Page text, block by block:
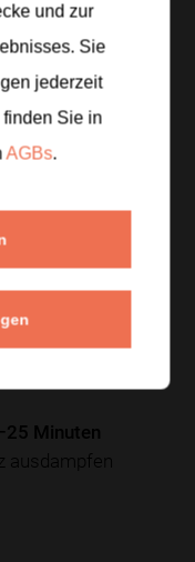
und in
und den
sind.
Minuten
ausdampfen
und zur
Sie
jederzeit
Sie in
AGBs.